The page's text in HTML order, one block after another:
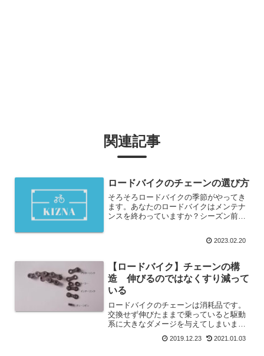
関連記事
ロードバイクのチェーンの選び方
そろそろロードバイクの季節がやってき
ます。あなたのロードバイクはメンテナ
ンスを終わっていますか？シーズン前に
ーンの伸びはわかりにくいので、つい見
2023.02.20
【ロードバイク】チェーンの構
造 伸びるのではなくすり減って
いる
ロードバイクのチェーンは消耗品です。
交換せず伸びたままで乗っていると駆動
系に大きなダメージを与えてしまいま
飛びやチェーン落ちが頻繁に起こるよう
2019.12.23 2021.01.03